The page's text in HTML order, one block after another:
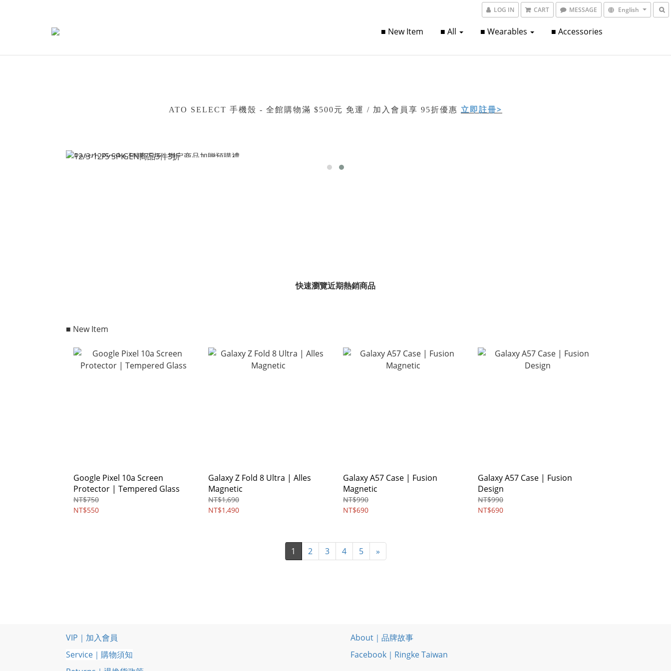
LOG IN CART MESSAGE English
■ New Item ■ All ■ Wearables ■ Accessories
ATO SELECT 手機殼 - 全館購物滿 $500元 免運 / 加入會員享 95折優惠 立即註冊>
快速瀏覽近期熱銷商品
■ New Item
Google Pixel 10a Screen
Protector | Tempered Glass
NT$750
NT$550
Galaxy Z Fold 8 Ultra | Alles
Magnetic
NT$1,690
NT$1,490
Galaxy A57 Case | Fusion
Magnetic
NT$990
NT$690
Galaxy A57 Case | Fusion
Design
NT$990
NT$690
1 2 3 4 5 »
VIP｜加入會員
Service｜購物須知
About｜品牌故事
Facebook｜Ringke Taiwan